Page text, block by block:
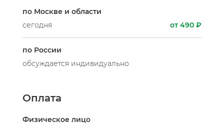
по Москве и области
сегодня
от 490 ₽
по России
обсуждается индивидуально
Оплата
Физическое лицо